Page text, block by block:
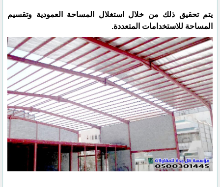
يتم تحقيق ذلك من خلال استغلال المساحة العمودية وتقسيم
المساحة للاستخدامات المتعددة.